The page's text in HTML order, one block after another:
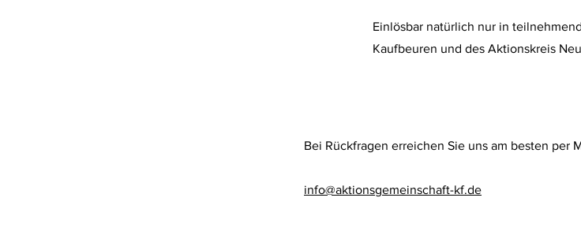
Einlösbar natürlich nur in
Kaufbeuren und des Aktionskreis
Bei Rückfragen erreichen Sie uns am besten per
info@aktionsgemeinschaft-kf.de